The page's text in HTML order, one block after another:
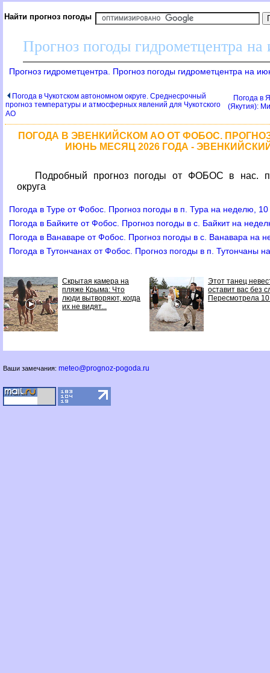
Найти прогноз погоды
Прогноз погоды гидрометцентра
Прогноз гидрометцентра. Прогноз погоды гидрометцентра на
Погода в Чукотском автономном округе. Среднесрочный
прогноз температуры и атмосферных явлений для Чукотского
АО
Погода в
(Якутия):
ПОГОДА В ЭВЕНКИЙСКОМ АО ОТ ФОБОС.
ИЮНЬ МЕСЯЦ 2026 ГОДА -
Подробный прогноз погоды от ФОБОС в нас.
округа
Погода в Туре от Фобос. Прогноз погоды в п. Тура на неделю,
Погода в Байките от Фобос. Прогноз погоды в с. Байкит на
Погода в Ванаваре от Фобос. Прогноз погоды в с. Ванавара на
Погода в Тутончанах от Фобос. Прогноз погоды в п. Тутончаны
Скрытая камера на
пляже Крыма: Что
люди вытворяют, когда
их не видят...
Этот танец
оставит вас без
Пересмотрела
Ваши замечания: meteo@prognoz-pogoda.ru